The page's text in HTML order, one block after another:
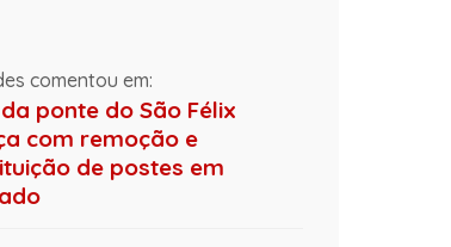
comentou em:
ponte do São Félix
com remoção e
de postes em